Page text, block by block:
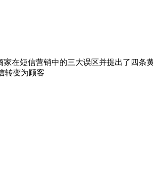
在短信营销中的三大误区并提出了四条
转变为顾客